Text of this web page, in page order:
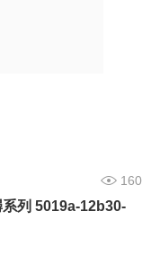
160
列 5019a-12b30-